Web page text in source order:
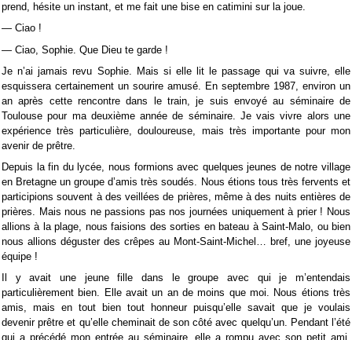
prend, hésite un instant, et me fait une bise en catimini sur la joue.
— Ciao !
— Ciao, Sophie. Que Dieu te garde !
Je n’ai jamais revu Sophie. Mais si elle lit le passage qui va suivre, elle
esquissera certainement un sourire amusé. En septembre 1987, environ un
an après cette rencontre dans le train, je suis envoyé au séminaire de
Toulouse pour ma deuxième année de séminaire. Je vais vivre alors une
expérience très particulière, douloureuse, mais très importante pour mon
avenir de prêtre.
Depuis la fin du lycée, nous formions avec quelques jeunes de notre village
en Bretagne un groupe d’amis très soudés. Nous étions tous très fervents et
participions souvent à des veillées de prières, même à des nuits entières de
prières. Mais nous ne passions pas nos journées uniquement à prier ! Nous
allions à la plage, nous faisions des sorties en bateau à Saint-Malo, ou bien
nous allions déguster des crêpes au Mont-Saint-Michel… bref, une joyeuse
équipe !
Il y avait une jeune fille dans le groupe avec qui je m’entendais
particulièrement bien. Elle avait un an de moins que moi. Nous étions très
amis, mais en tout bien tout honneur puisqu’elle savait que je voulais
devenir prêtre et qu’elle cheminait de son côté avec quelqu’un. Pendant l’été
qui a précédé mon entrée au séminaire, elle a rompu avec son petit ami.